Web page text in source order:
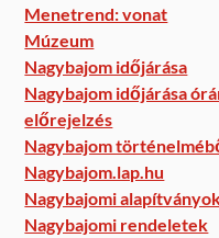
Menetrend: vonat
Múzeum
Nagybajom időjárása
Nagybajom időjárása
előrejelzés
Nagybajom
Nagybajom.lap.hu
Nagybajomi
Nagybajomi rendeletek